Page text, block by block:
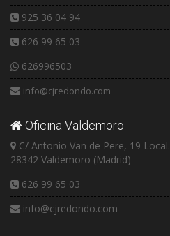
925 36 04 94
626 99 65 03
626996503
info@cjredondo.com
Oficina Valdemoro
C/ Antonio Van de Pere, 19 Local.
28342 Valdemoro (Madrid)
626 99 65 03
info@cjredondo.com